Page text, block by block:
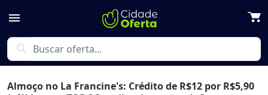
menu
search
Almoço no La Francine's: Crédito de R$12 por R$5,90